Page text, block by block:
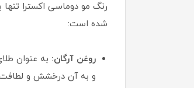
رنگ مو دوماسی اکسترا
شده است:
روغن آرگان:
و به آن درخشش و